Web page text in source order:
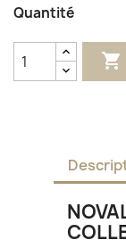
Quantité
